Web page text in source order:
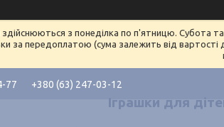
здійснюються з понеділка по п'ятницю. Субота
за передоплатою (сума залежить від
77 +380 (63) 247-03-12
Іграшки для